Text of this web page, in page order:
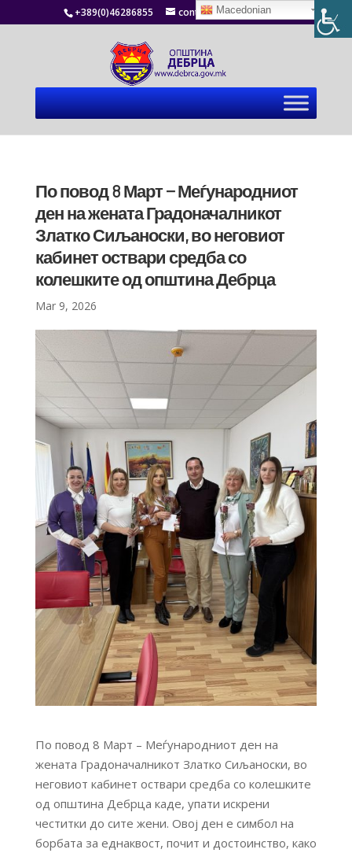
+389(0)46286855 contact@debrca.gov.mk
По повод 8 Март – Меѓународниот
ден на жената Градоначалникот
Златко Сиљаноски, во неговиот
кабинет оствари средба со
колешките од општина Дебрца
Mar 9, 2026
По повод 8 Март – Меѓународниот ден на
жената Градоначалникот Златко Сиљаноски, во
неговиот кабинет оствари средба со колешките
од општина Дебрца каде, упати искрени
честитки до сите жени. Овој ден е симбол на
борбата за еднаквост, почит и достоинство, како
Macedonian